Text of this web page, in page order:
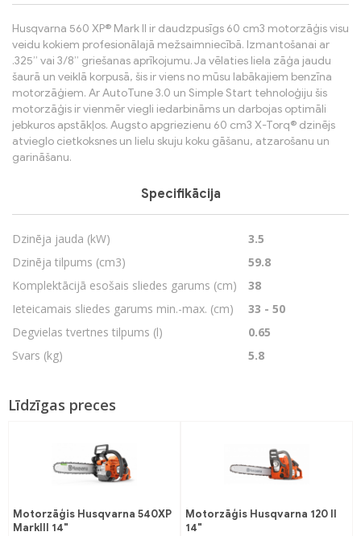
Husqvarna 560 XP® Mark II ir daudzpusīgs 60 cm3 motorzāģis visu
veidu kokiem profesionālajā mežsaimniecībā. Izmantošanai ar
.325” vai 3/8” griešanas aprīkojumu. Ja vēlaties liela zāģa jaudu
šaurā un veiklā korpusā, šis ir viens no mūsu labākajiem benzīna
motorzāģiem. Ar AutoTune 3.0 un Simple Start tehnoloģiju šis
motorzāģis ir vienmēr viegli iedarbināms un darbojas optimāli
jebkuros apstākļos. Augsto apgriezienu 60 cm3 X-Torq® dzinējs
atvieglo cietkoksnes un lielu skuju koku gāšanu, atzarošanu un
garināšanu.
Specifikācija
Dzinēja jauda (kW)
3.5
Dzinēja tilpums (cm3)
59.8
Komplektācijā esošais sliedes garums (cm)
38
Ieteicamais sliedes garums min.-max. (cm)
33 - 50
Degvielas tvertnes tilpums (l)
0.65
Svars (kg)
5.8
Līdzīgas preces
Motorzāģis Husqvarna 540XP
MarkIII 14"
Motorzāģis Husqvarna 120 II
14"